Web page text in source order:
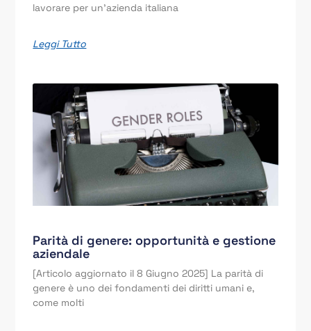
lavorare per un’azienda italiana
Leggi Tutto
Parità di genere: opportunità e gestione
aziendale
[Articolo aggiornato il 8 Giugno 2025] La parità di
genere è uno dei fondamenti dei diritti umani e,
come molti